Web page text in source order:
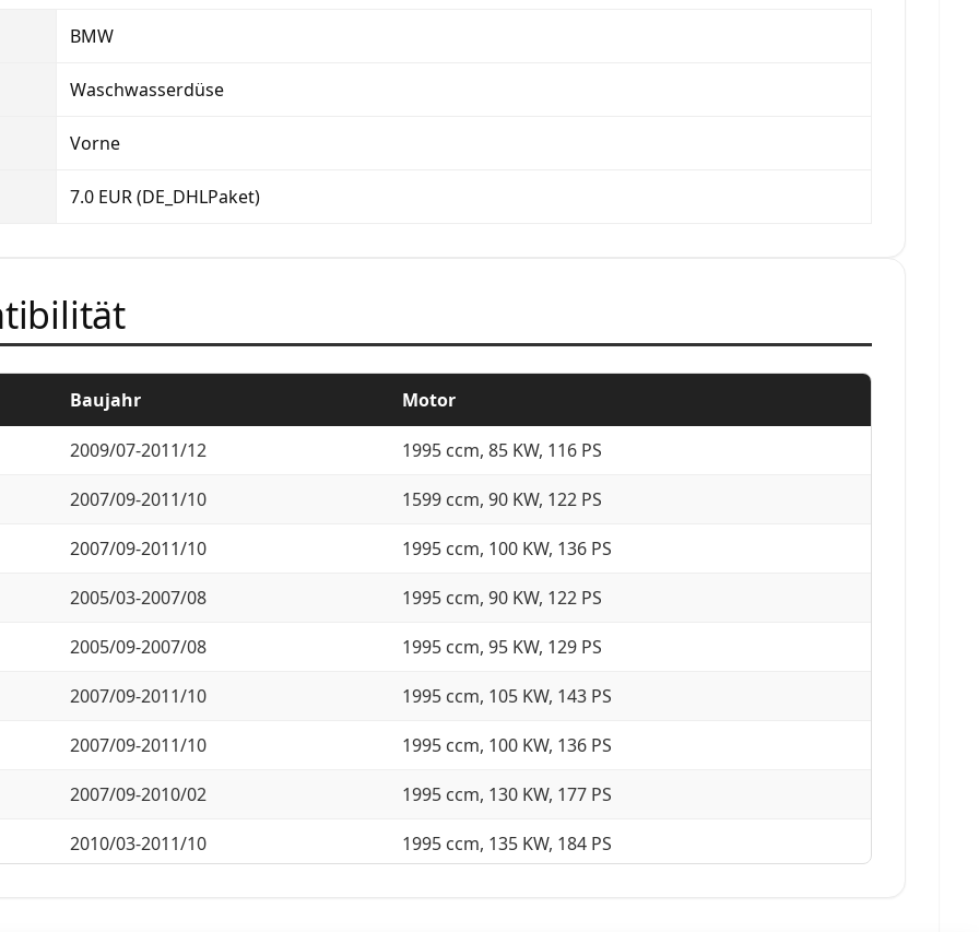
BMW
Waschwasserdüse
Vorne
7.0 EUR (DE_DHLPaket)
Baujahr Motor
2009/07-2011/12 1995 ccm, 85 KW, 116 PS
2007/09-2011/10 1599 ccm, 90 KW, 122 PS
2007/09-2011/10 1995 ccm, 100 KW, 136 PS
2005/03-2007/08 1995 ccm, 90 KW, 122 PS
2005/09-2007/08 1995 ccm, 95 KW, 129 PS
2007/09-2011/10 1995 ccm, 105 KW, 143 PS
2007/09-2011/10 1995 ccm, 100 KW, 136 PS
2007/09-2010/02 1995 ccm, 130 KW, 177 PS
2010/03-2011/10 1995 ccm, 135 KW, 184 PS